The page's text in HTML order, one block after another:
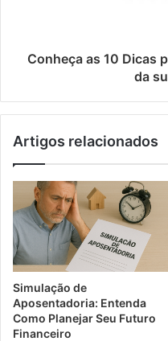
Conheça as 10 Dicas
da
Artigos relacionados
Simulação de
Aposentadoria: Entenda
Como Planejar Seu Futuro
Financeiro